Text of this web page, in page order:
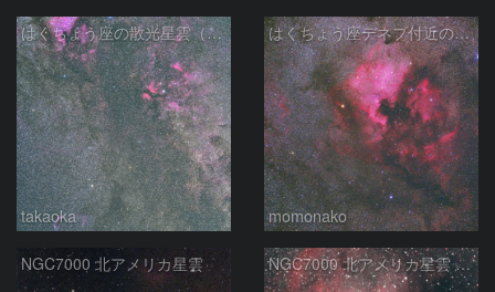
はくちょう座の散光星雲（１００ｍｍ）
takaoka
はくちょう座デネブ付近の空域 260720
momonako
NGC7000 北アメリカ星雲 NGC7000 北アメリカ星雲 IC5067~5070 ペリカン星雲 はくちょう座